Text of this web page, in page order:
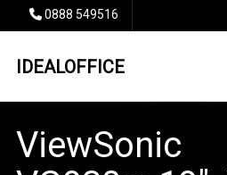
0888 549516
IDEALOFFICE
ViewSonic